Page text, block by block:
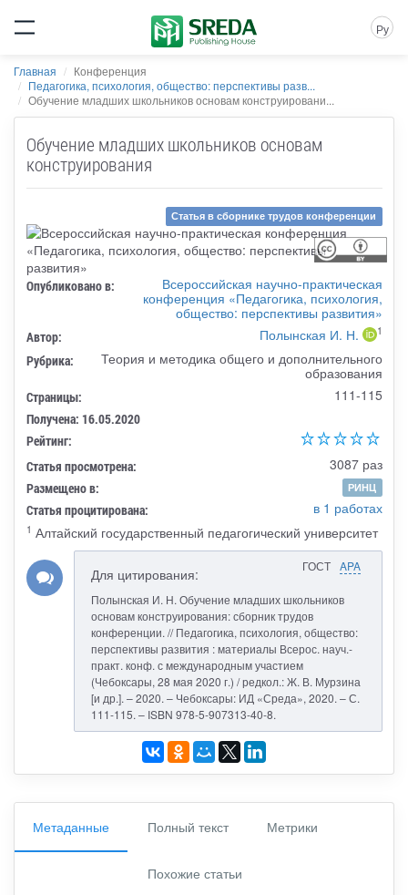
Ру
Главная
Конференция
Педагогика, психология, общество: перспективы разв...
Обучение младших школьников основам конструировани...
Обучение младших школьников основам
конструирования
Статья в сборнике трудов конференции
Опубликовано в:
Всероссийская научно-практическая
конференция «Педагогика, психология,
общество: перспективы развития»
Автор: Полынская И. Н. 1
Рубрика:
Теория и методика общего и дополнительного
образования
Страницы: 111-115
Получена: 16.05.2020
Рейтинг:
Статья просмотрена:
3087 раз
Размещено в: РИНЦ
Статья процитирована: в 1 работах
1 Алтайский государственный педагогический университет
ГОСТ APA
Для цитирования:
Полынская И. Н. Обучение младших школьников
основам конструирования: сборник трудов
конференции. // Педагогика, психология, общество:
перспективы развития : материалы Всерос. науч.-
практ. конф. с международным участием
(Чебоксары, 28 мая 2020 г.) / редкол.: Ж. В. Мурзина
[и др.]. – 2020. – Чебоксары: ИД «Среда», 2020. – С.
111-115. – ISBN 978-5-907313-40-8.
Метаданные Полный текст Метрики
Похожие статьи